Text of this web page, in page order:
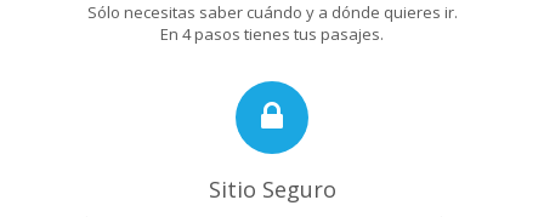
Sólo necesitas saber cuándo y a dónde quieres ir.
En 4 pasos tienes tus pasajes.
Sitio Seguro